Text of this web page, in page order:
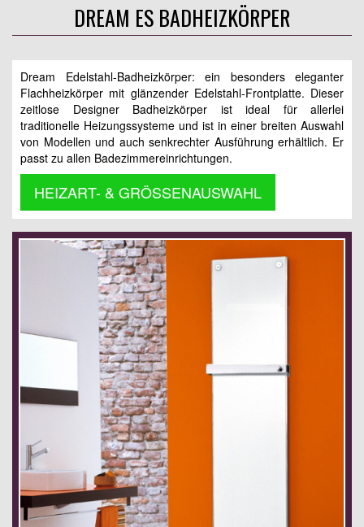
DREAM ES BADHEIZKÖRPER
Dream Edelstahl-Badheizkörper: ein besonders eleganter
Flachheizkörper mit glänzender Edelstahl-Frontplatte. Dieser
zeitlose Designer Badheizkörper ist ideal für allerlei
traditionelle Heizungssysteme und ist in einer breiten Auswahl
von Modellen und auch senkrechter Ausführung erhältlich. Er
passt zu allen Badezimmereinrichtungen.
HEIZART- & GRÖSSENAUSWAHL